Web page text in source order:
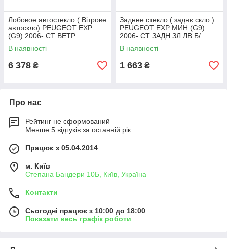
Лобовое автостекло ( Вітрове
автоскло) PEUGEOT EXP
(G9) 2006- СТ ВЕТР
ТЕПЛООТР+ДД+VIN+ИНК/CI
TROEN JUMPY (G9) 2006-
ТЕПЛООТР+ДД+VIN+ИНК
В наявності
6 378 ₴
Заднее стекло ( заднє скло )
PEUGEOT EXP МИН (G9)
2006- СТ ЗАДН ЗЛ ЛВ Б/
ЭО/FIAT SCUDO 2007- СТ
ЗАДН ЗЛ ЛВ Б/ЭО
В наявності
1 663 ₴
Про нас
Рейтинг не сформований
Менше 5 відгуків за останній рік
Працює з 05.04.2014
м. Київ
Степана Бандери 10Б, Київ, Україна
Контакти
Сьогодні працює з 10:00 до 18:00
Показати весь графік роботи